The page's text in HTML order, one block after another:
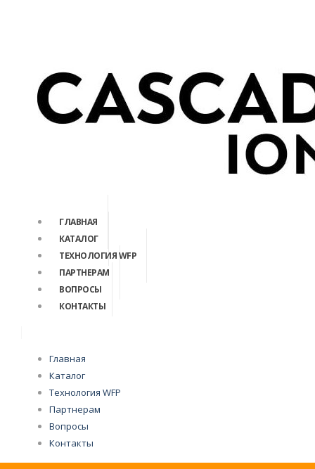
ГЛАВНАЯ
КАТАЛОГ
ТЕХНОЛОГИЯ WFP
ПАРТНЕРАМ
ВОПРОСЫ
КОНТАКТЫ
Главная
Каталог
Технология WFP
Партнерам
Вопросы
Контакты